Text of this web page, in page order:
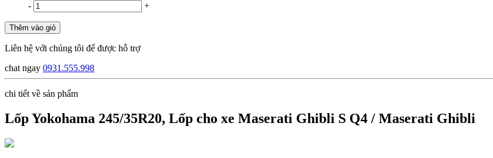
-
+
Thêm vào giỏ
Liên hệ với chúng tôi để được hỗ trợ
chat ngay 0931.555.998
chi tiết về sản phẩm
Lốp Yokohama 245/35R20, Lốp cho xe Maserati Ghibli S Q4 / Maserati Ghibli